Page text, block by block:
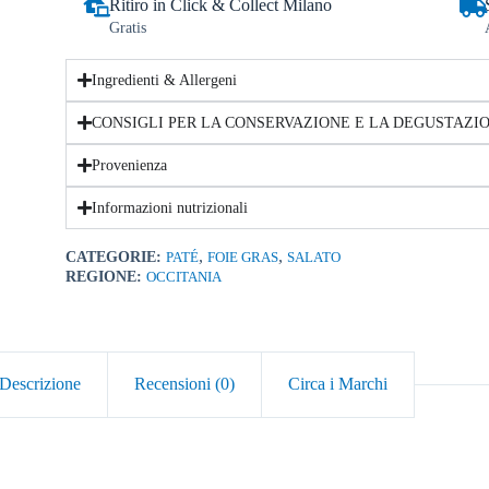
Ritiro in Click & Collect Milano
Gratis
Ingredienti & Allergeni
CONSIGLI PER LA CONSERVAZIONE E LA
Provenienza
Informazioni nutrizionali
CATEGORIE: PATÉ, FOIE GRAS, SALATO
REGIONE: OCCITANIA
Descrizione Recensioni (0) Circa i Marchi